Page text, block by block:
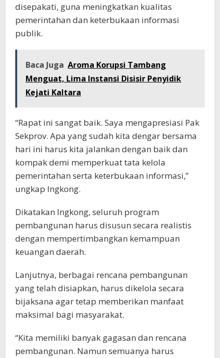
disepakati, guna meningkatkan kualitas
pemerintahan dan keterbukaan informasi
publik.
Baca Juga Aroma Korupsi Tambang
Menguat, Lima Instansi Disisir Penyidik
Kejati Kaltara
“Rapat ini sangat baik. Saya mengapresiasi Pak
Sekprov. Apa yang sudah kita dengar bersama
hari ini harus kita jalankan dengan baik dan
kompak demi memperkuat tata kelola
pemerintahan serta keterbukaan informasi,”
ungkap Ingkong.
Dikatakan Ingkong, seluruh program
pembangunan harus disusun secara realistis
dengan mempertimbangkan kemampuan
keuangan daerah.
Lanjutnya, berbagai rencana pembangunan
yang telah disiapkan, harus dikelola secara
bijaksana agar tetap memberikan manfaat
maksimal bagi masyarakat.
“Kita memiliki banyak gagasan dan rencana
pembangunan. Namun semuanya harus